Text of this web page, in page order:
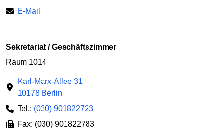
E-Mail
Sekretariat / Geschäftszimmer
Raum 1014
Karl-Marx-Allee 31
10178 Berlin
Tel.: (030) 901822723
Fax: (030) 901822783